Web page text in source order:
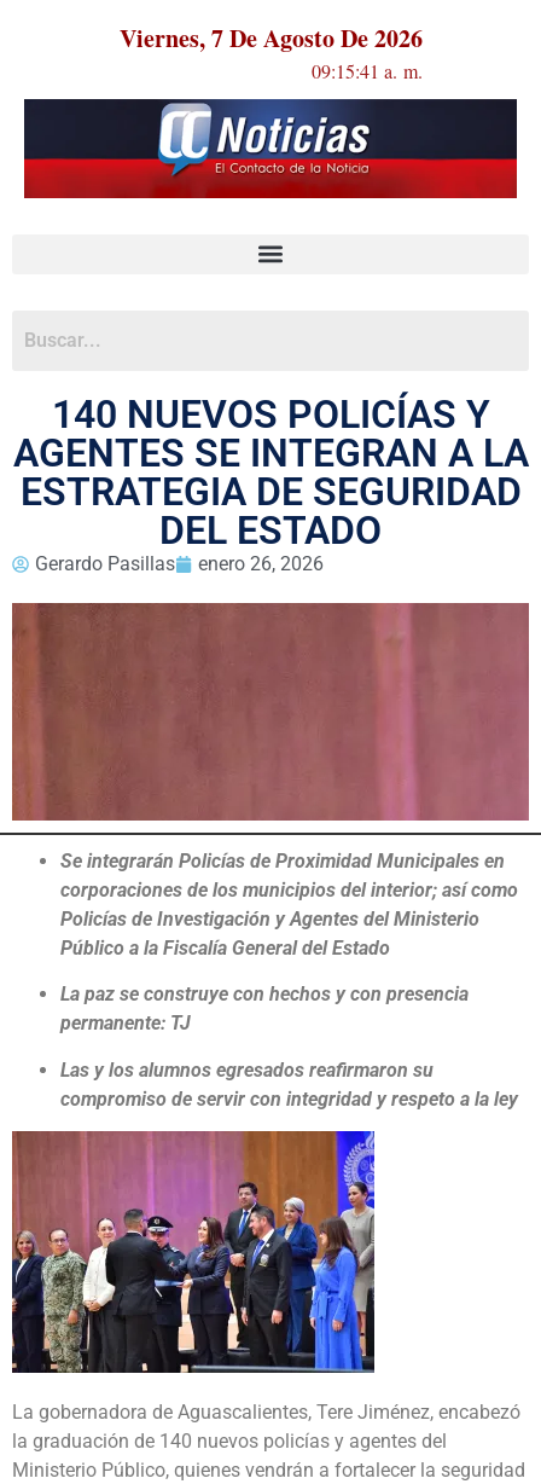
Viernes, 7 De Agosto De 2026
09:15:41 a. m.
140 NUEVOS POLICÍAS Y
AGENTES SE INTEGRAN A LA
ESTRATEGIA DE SEGURIDAD
DEL ESTADO
Gerardo Pasillas enero 26, 2026
Se integrarán Policías de Proximidad Municipales en
corporaciones de los municipios del interior; así como
Policías de Investigación y Agentes del Ministerio
Público a la Fiscalía General del Estado
La paz se construye con hechos y con presencia
permanente: TJ
Las y los alumnos egresados reafirmaron su
compromiso de servir con integridad y respeto a la ley
La gobernadora de Aguascalientes, Tere Jiménez, encabezó
la graduación de 140 nuevos policías y agentes del
Ministerio Público, quienes vendrán a fortalecer la seguridad